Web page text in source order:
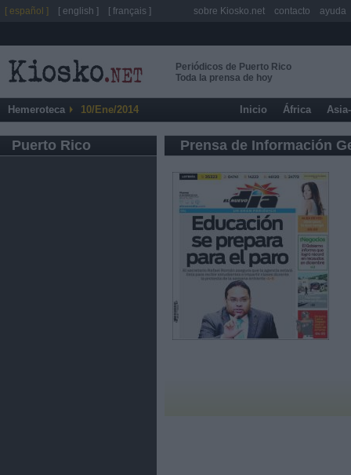
Periódicos de Puerto Rico
Toda la prensa de hoy
Hemeroteca 10/Ene/2014 Inicio África
Puerto Rico Prensa de Información
[ español ] [ english ] [ français ] sobre Kiosko.net contacto ayuda